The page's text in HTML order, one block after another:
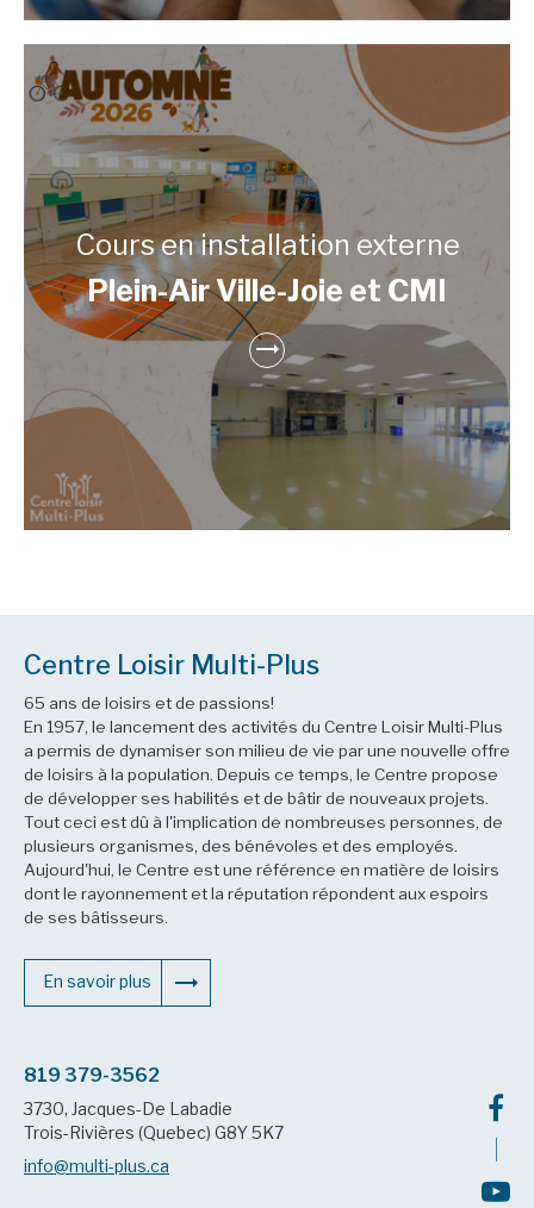
Cours en installation externe
Plein-Air Ville-Joie et CMI
Centre Loisir Multi-Plus
65 ans de loisirs et de passions!
En 1957, le lancement des activités du Centre Loisir Multi-Plus
a permis de dynamiser son milieu de vie par une nouvelle offre
de loisirs à la population. Depuis ce temps, le Centre propose
de développer ses habilités et de bâtir de nouveaux projets.
Tout ceci est dû à l'implication de nombreuses personnes, de
plusieurs organismes, des bénévoles et des employés.
Aujourd'hui, le Centre est une référence en matière de loisirs
dont le rayonnement et la réputation répondent aux espoirs
de ses bâtisseurs.
En savoir plus
819 379-3562
3730, Jacques-De Labadie
Trois-Rivières (Quebec) G8Y 5K7
info@multi-plus.ca